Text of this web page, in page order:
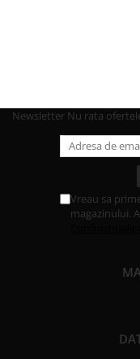
Newsletter Nu rata
Vreau sa
magazinului.